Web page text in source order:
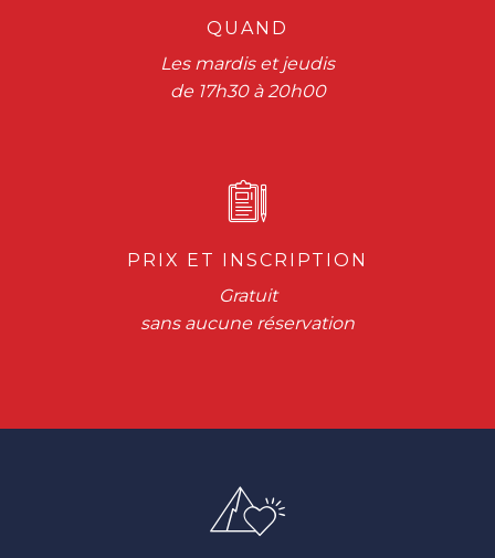
QUAND
Les mardis et jeudis
de 17h30 à 20h00
PRIX ET INSCRIPTION
Gratuit
sans aucune réservation